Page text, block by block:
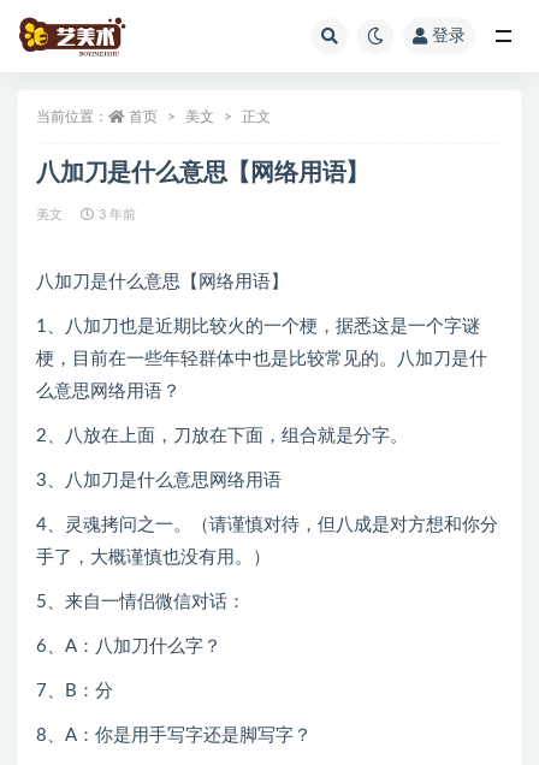
登录
当前位置： 首页 美文 正文
八加刀是什么意思【网络用语】
美文 3 年前
八加刀是什么意思【网络用语】
1、八加刀也是近期比较火的一个梗，据悉这是一个字谜
梗，目前在一些年轻群体中也是比较常见的。八加刀是什
么意思网络用语？
2、八放在上面，刀放在下面，组合就是分字。
3、八加刀是什么意思网络用语
4、灵魂拷问之一。（请谨慎对待，但八成是对方想和你分
手了，大概谨慎也没有用。）
5、来自一情侣微信对话：
6、A：八加刀什么字？
7、B：分
8、A：你是用手写字还是脚写字？